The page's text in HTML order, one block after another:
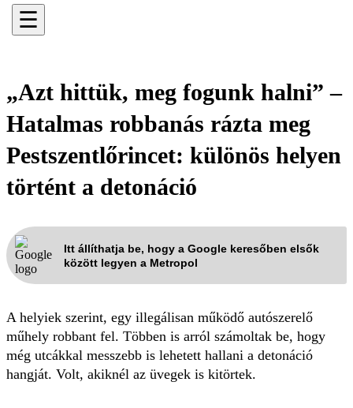
☰
„Azt hittük, meg fogunk halni” –
Hatalmas robbanás rázta meg
Pestszentlőrincet: különös helyen
történt a detonáció
Itt állíthatja be, hogy a Google keresőben elsők
között legyen a Metropol
A helyiek szerint, egy illegálisan működő autószerelő
műhely robbant fel. Többen is arról számoltak be, hogy
még utcákkal messzebb is lehetett hallani a detonáció
hangját. Volt, akiknél az üvegek is kitörtek.